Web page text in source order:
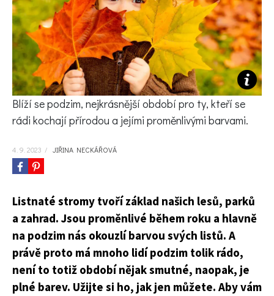
KVÍZY A TESTY
Blíží se podzim, nejkrásnější období pro ty, kteří se
rádi kochají přírodou a jejími proměnlivými barvami.
4. 9. 2023 / JIŘINA NECKÁŘOVÁ
Listnaté stromy tvoří základ našich lesů, parků
a zahrad. Jsou proměnlivé během roku a hlavně
na podzim nás okouzlí barvou svých listů. A
právě proto má mnoho lidí podzim tolik rádo,
není to totiž období nějak smutné, naopak, je
plné barev. Užijte si ho, jak jen můžete. Aby vám